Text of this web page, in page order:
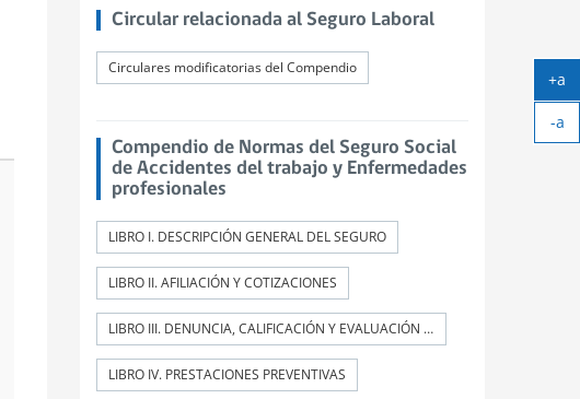
Circular relacionada al Seguro Laboral
Circulares modificatorias del Compendio
Compendio de Normas del Seguro Social
de Accidentes del trabajo y Enfermedades
profesionales
LIBRO I. DESCRIPCIÓN GENERAL DEL SEGURO
LIBRO II. AFILIACIÓN Y COTIZACIONES
LIBRO III. DENUNCIA, CALIFICACIÓN Y EVALUACIÓN DE INCAPACIDADES PERMANENTES
LIBRO IV. PRESTACIONES PREVENTIVAS
+a
-a